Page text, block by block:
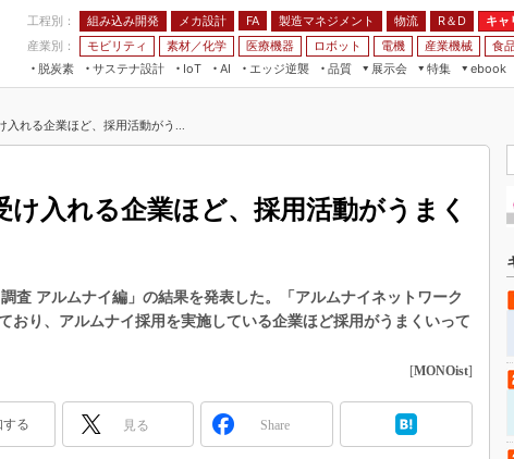
工程別： 組み込み開発 メカ設計 FA 製造マネジメント 物流 R＆D
キャ
産業別：
モビリティ 素材／化学 医療機器 ロボット 電機 産業機械 食
脱炭素
サステナ設計
IoT
工場
AI
AI×設備保全
エッジ逆襲 品質
展示会
JIMTOF
IIFES
TECHNO-FRONTIER
EdgeTech+
日本ものづくりワールド
特集
フィールドサービス
組み込み画像技術
組み込みモデリング
ISO26262
ebook
FA
モビリティ
入れる企業ほど、採用活動がう...
け入れる企業ほど、採用活動がうまく
査 アルムナイ編」の結果を発表した。「アルムナイネットワーク
おり、アルムナイ採用を実施している企業ほど採用がうまくいって
[MONOist]
する 見る Share